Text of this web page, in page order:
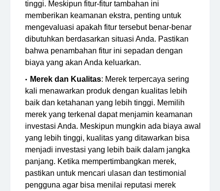
tinggi. Meskipun fitur-fitur tambahan ini
memberikan keamanan ekstra, penting untuk
mengevaluasi apakah fitur tersebut benar-benar
dibutuhkan berdasarkan situasi Anda. Pastikan
bahwa penambahan fitur ini sepadan dengan
biaya yang akan Anda keluarkan.
Merek dan Kualitas: Merek terpercaya sering
kali menawarkan produk dengan kualitas lebih
baik dan ketahanan yang lebih tinggi. Memilih
merek yang terkenal dapat menjamin keamanan
investasi Anda. Meskipun mungkin ada biaya awal
yang lebih tinggi, kualitas yang ditawarkan bisa
menjadi investasi yang lebih baik dalam jangka
panjang. Ketika mempertimbangkan merek,
pastikan untuk mencari ulasan dan testimonial
pengguna agar bisa menilai reputasi merek